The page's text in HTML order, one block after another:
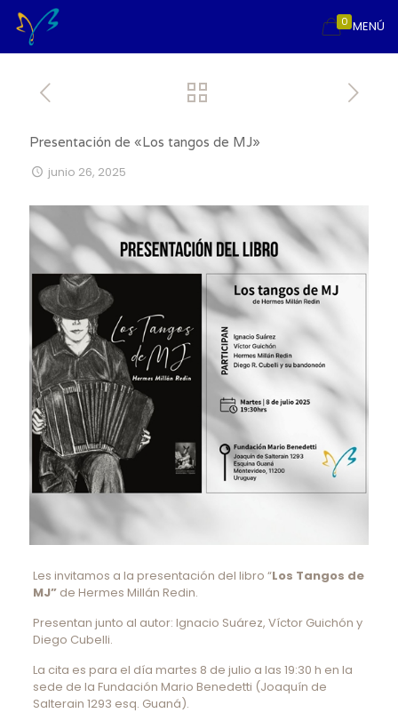
MENÚ
0
Presentación de «Los tangos de MJ»
junio 26, 2025
Les invitamos a la presentación del libro “Los Tangos de
MJ”de Hermes Millán Redin.
Presentan junto al autor: Ignacio Suárez, Víctor Guichón y
Diego Cubelli.
La cita es para el día martes 8 de julio a las 19:30 h en la
sede de la Fundación Mario Benedetti (Joaquín de
Salterain 1293 esq. Guaná).